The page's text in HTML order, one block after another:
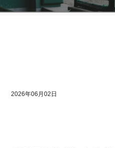
2026年06月02日